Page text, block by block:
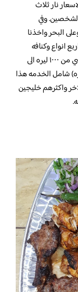
نار ثلاث
تعتبر لشخصين. وفي
البحر واخذنا
انواع وكنافه
ومشروبات يعني الطاوله فل وكنت مجهز اقل شي من ١٠٠٠ ليره الى
لكن انصدمت لما قالي السعر ( ٦٤٤ ليره) شامل الخدمه هذا
واكثرهم خليجين